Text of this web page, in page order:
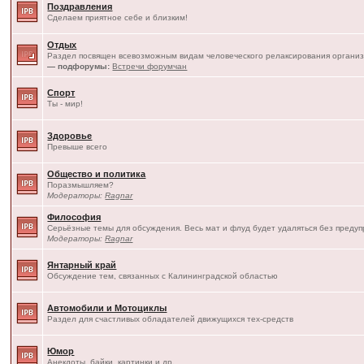
Поздравления
Сделаем приятное себе и близким!
Отдых
Раздел посвящен всевозможным видам человеческого релаксирования
— подфорумы: Встречи форумчан
Спорт
Ты - мир!
Здоровье
Превыше всего
Общество и политика
Поразмышляем?
Модераторы:Ragnar
Философия
Серьёзные темы для обсуждения. Весь мат и флуд будет удаляться без
Модераторы:Ragnar
Янтарный край
Обсуждение тем, связанных с Калининградской областью
Автомобили и Мотоциклы
Раздел для счастливых обладателей движущихся тех-средств
Юмор
Анекдоты, байки, картинки и др.